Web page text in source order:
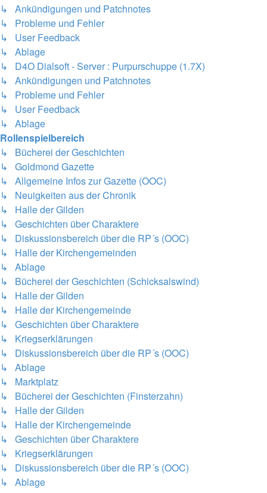
↳ Ankündigungen und Patchnotes
↳ Probleme und Fehler
↳ User Feedback
↳ Ablage
↳ D4O Dialsoft - Server : Purpurschuppe (1.7X)
↳ Ankündigungen und Patchnotes
↳ Probleme und Fehler
↳ User Feedback
↳ Ablage
Rollenspielbereich
↳ Bücherei der Geschichten
↳ Goldmond Gazette
↳ Allgemeine Infos zur Gazette (OOC)
↳ Neuigkeiten aus der Chronik
↳ Halle der Gilden
↳ Geschichten über Charaktere
↳ Diskussionsbereich über die RP´s (OOC)
↳ Halle der Kirchengemeinden
↳ Ablage
↳ Bücherei der Geschichten (Schicksalswind)
↳ Halle der Gilden
↳ Halle der Kirchengemeinde
↳ Geschichten über Charaktere
↳ Kriegserklärungen
↳ Diskussionsbereich über die RP´s (OOC)
↳ Ablage
↳ Marktplatz
↳ Bücherei der Geschichten (Finsterzahn)
↳ Halle der Gilden
↳ Halle der Kirchengemeinde
↳ Geschichten über Charaktere
↳ Kriegserklärungen
↳ Diskussionsbereich über die RP´s (OOC)
↳ Ablage